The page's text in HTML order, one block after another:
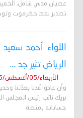
عصيان مدني شامل،
تصدير نفط حضرموت
اللواء أحمد
الرياض تثير جد ...
الأربعاء/05/أغسطس/2026 - 08:44 م
وأن عادوا عُدنا بعدّتنا
بريك نائب رئيس المجلس
حساباته بمنصة